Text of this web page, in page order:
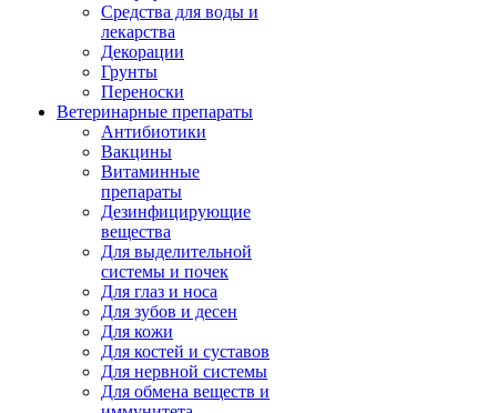
Средства для воды и
лекарства
Декорации
Грунты
Переноски
Ветеринарные препараты
Антибиотики
Вакцины
Витаминные
препараты
Дезинфицирующие
вещества
Для выделительной
системы и почек
Для глаз и носа
Для зубов и десен
Для кожи
Для костей и суставов
Для нервной системы
Для обмена веществ и